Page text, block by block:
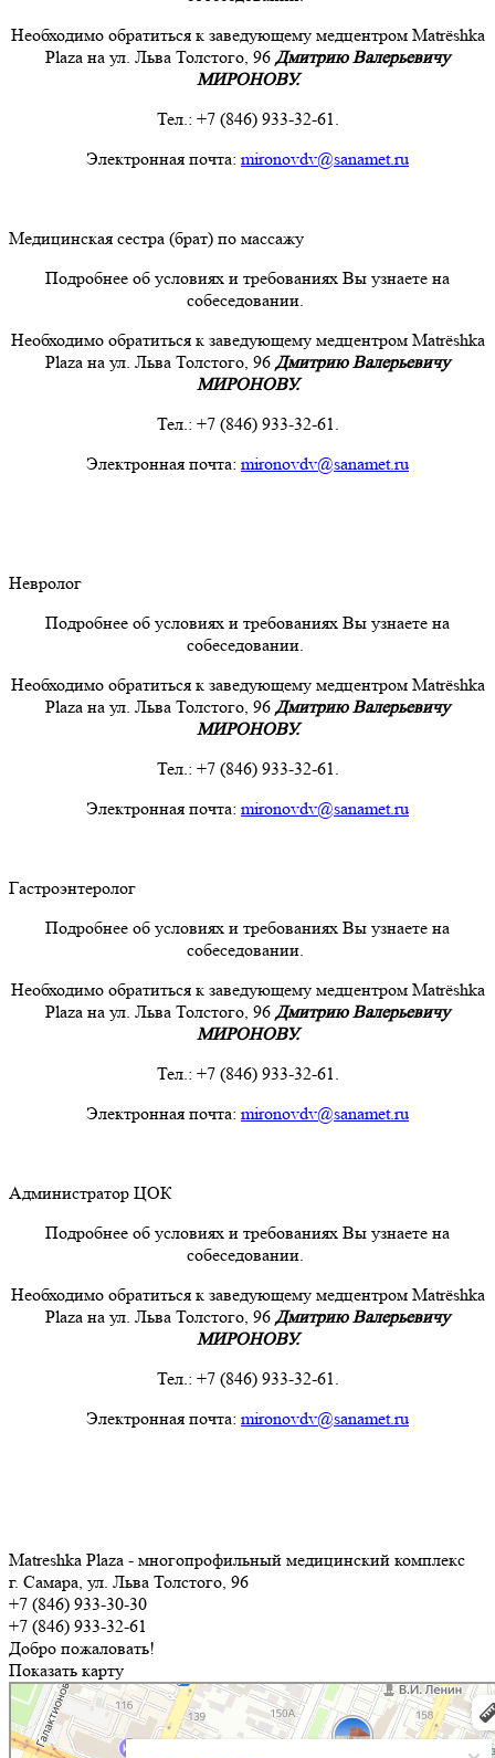
Необходимо обратиться к заведующему медцентром Matrёshka
Plaza на ул. Льва Толстого, 96 Дмитрию Валерьевичу
МИРОНОВУ.
Тел.: +7 (846) 933-32-61.
Электронная почта: mironovdv@sanamet.ru
Медицинская сестра (брат) по массажу
Подробнее об условиях и требованиях Вы узнаете на
собеседовании.
Необходимо обратиться к заведующему медцентром Matrёshka
Plaza на ул. Льва Толстого, 96 Дмитрию Валерьевичу
МИРОНОВУ.
Тел.: +7 (846) 933-32-61.
Электронная почта: mironovdv@sanamet.ru
Невролог
Подробнее об условиях и требованиях Вы узнаете на
собеседовании.
Необходимо обратиться к заведующему медцентром Matrёshka
Plaza на ул. Льва Толстого, 96 Дмитрию Валерьевичу
МИРОНОВУ.
Тел.: +7 (846) 933-32-61.
Электронная почта: mironovdv@sanamet.ru
Гастроэнтеролог
Подробнее об условиях и требованиях Вы узнаете на
собеседовании.
Необходимо обратиться к заведующему медцентром Matrёshka
Plaza на ул. Льва Толстого, 96 Дмитрию Валерьевичу
МИРОНОВУ.
Тел.: +7 (846) 933-32-61.
Электронная почта: mironovdv@sanamet.ru
Администратор ЦОК
Подробнее об условиях и требованиях Вы узнаете на
собеседовании.
Необходимо обратиться к заведующему медцентром Matrёshka
Plaza на ул. Льва Толстого, 96 Дмитрию Валерьевичу
МИРОНОВУ.
Тел.: +7 (846) 933-32-61.
Электронная почта: mironovdv@sanamet.ru
Matreshka Plaza - многопрофильный медицинский комплекс
г. Самара, ул. Льва Толстого, 96
+7 (846) 933-30-30
+7 (846) 933-32-61
Добро пожаловать!
Показать карту